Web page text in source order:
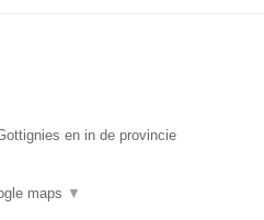
en in de provincie
maps ▼